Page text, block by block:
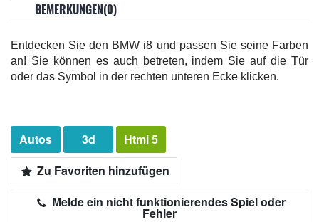
BEMERKUNGEN(0)
Entdecken Sie den BMW i8 und passen Sie seine Farben
an! Sie können es auch betreten, indem Sie auf die Tür
oder das Symbol in der rechten unteren Ecke klicken.
Autos 3d
Html 5
Zu Favoriten hinzufügen
Melde ein nicht funktionierendes Spiel oder
Fehler